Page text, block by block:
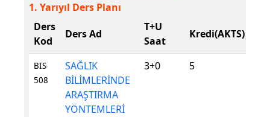
1. Yarıyıl Ders Planı
Ders
Kod
Ders Ad
T+U
Saat
Kredi(AKTS)
BIS
508
SAĞLIK
BİLİMLERİNDE
ARAŞTIRMA
YÖNTEMLERİ
3+0 5